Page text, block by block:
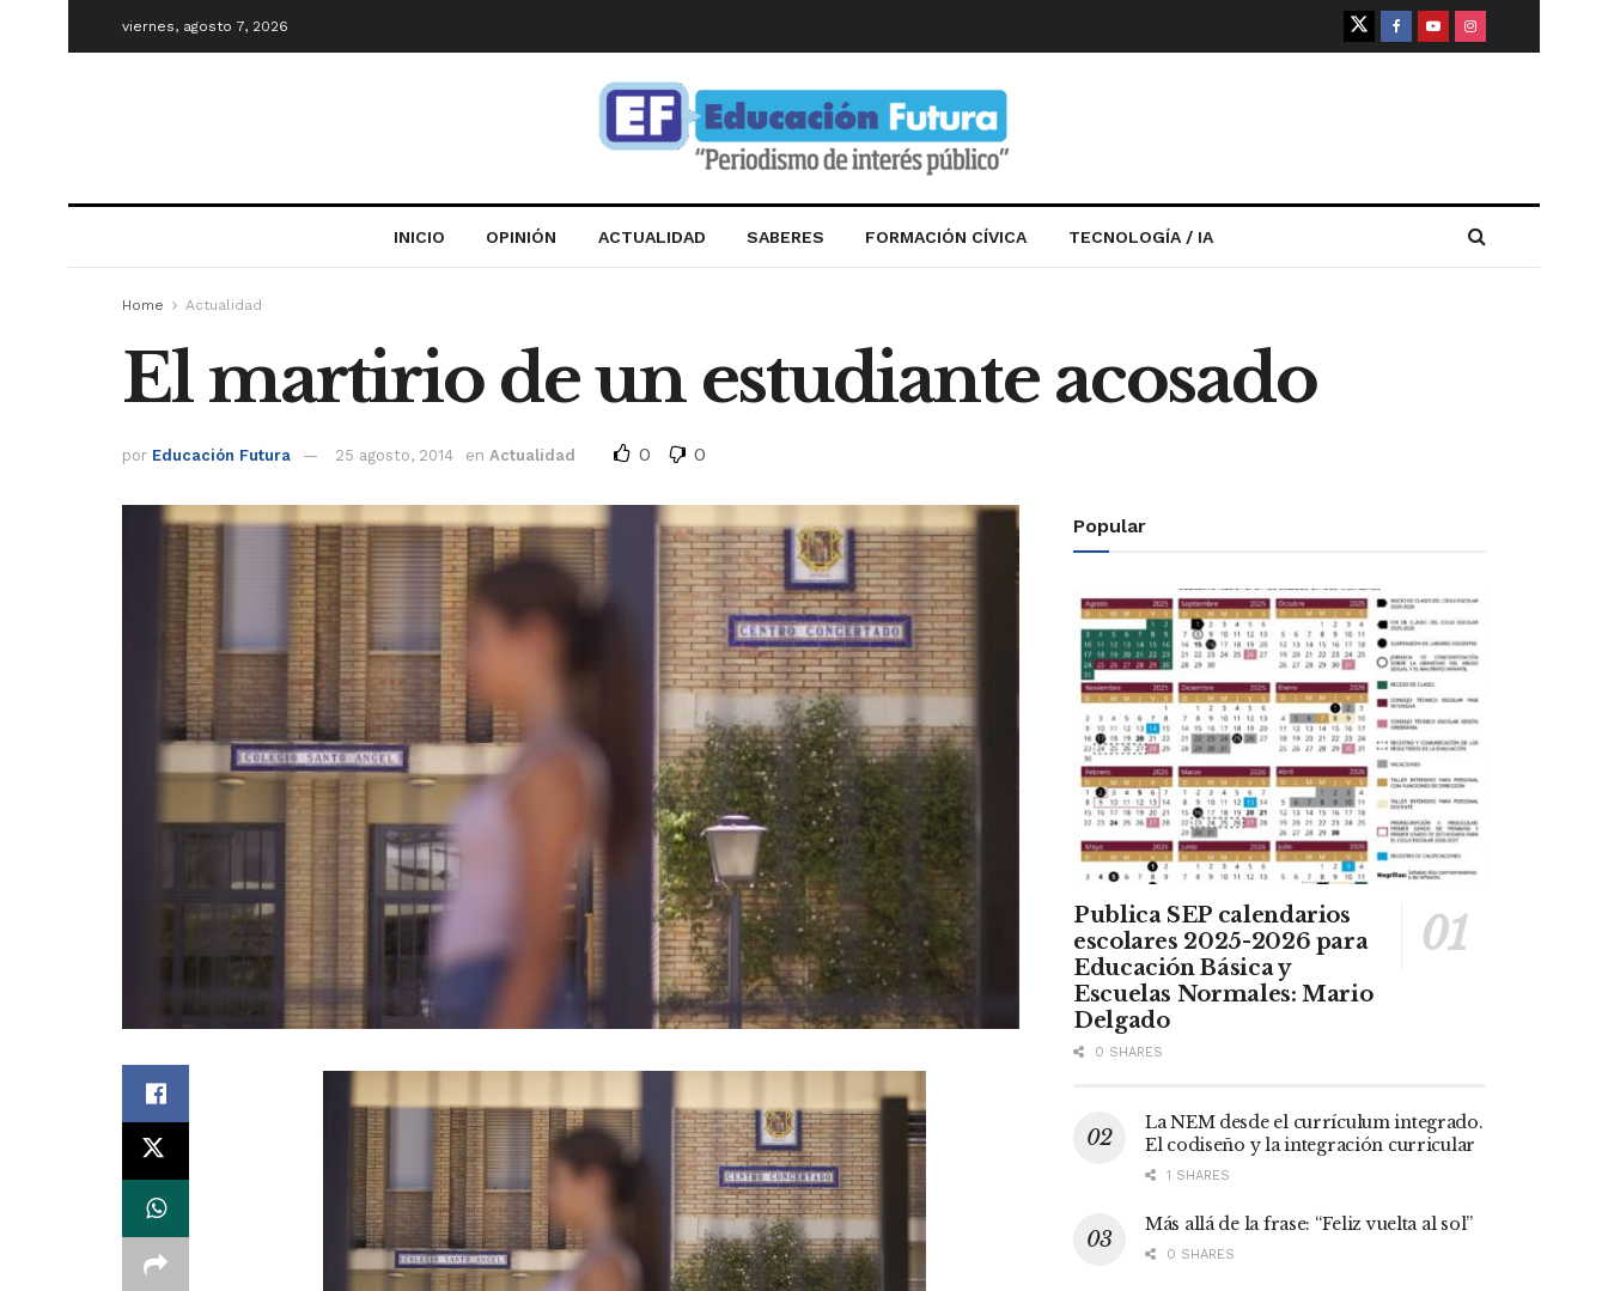
viernes, agosto 7, 2026
INICIO OPINIÓN ACTUALIDAD SABERES FORMACIÓN CÍVICA TECNOLOGÍA / IA
Home Actualidad
El martirio de un estudiante acosado
por Educación Futura 25 agosto, 2014 en Actualidad 0 0
Popular
Publica SEP calendarios
escolares 2025-2026 para
Educación Básica y
Escuelas Normales: Mario
Delgado
0 SHARES
La NEM desde el currículum integrado.
El codiseño y la integración curricular
1 SHARES
Más allá de la frase: “Feliz vuelta al sol”
0 SHARES